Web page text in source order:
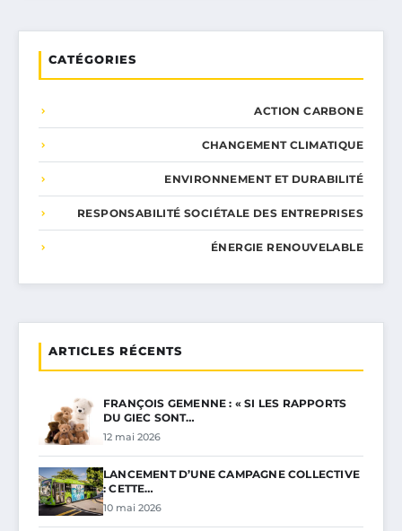
CATÉGORIES
ACTION CARBONE
CHANGEMENT CLIMATIQUE
ENVIRONNEMENT ET DURABILITÉ
RESPONSABILITÉ SOCIÉTALE DES ENTREPRISES
ÉNERGIE RENOUVELABLE
ARTICLES RÉCENTS
FRANÇOIS GEMENNE : « SI LES RAPPORTS
DU GIEC SONT…
12 mai 2026
LANCEMENT D’UNE CAMPAGNE COLLECTIVE
: CETTE…
10 mai 2026